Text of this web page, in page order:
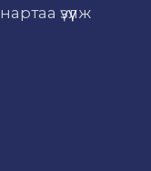
үзүүлж